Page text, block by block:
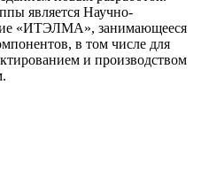
является Научно-
«ИТЭЛМА», занимающееся
в том числе для
и производством